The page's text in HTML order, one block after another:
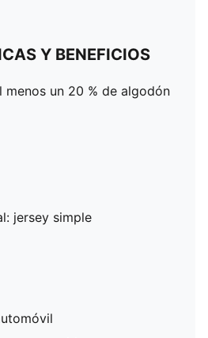
Y BENEFICIOS
menos un 20 % de algodón
jersey simple